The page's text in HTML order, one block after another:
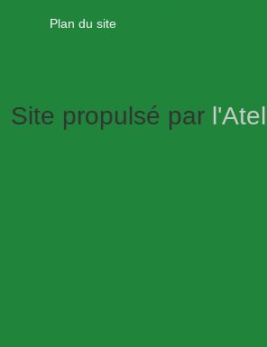
Plan du site
Site propulsé par